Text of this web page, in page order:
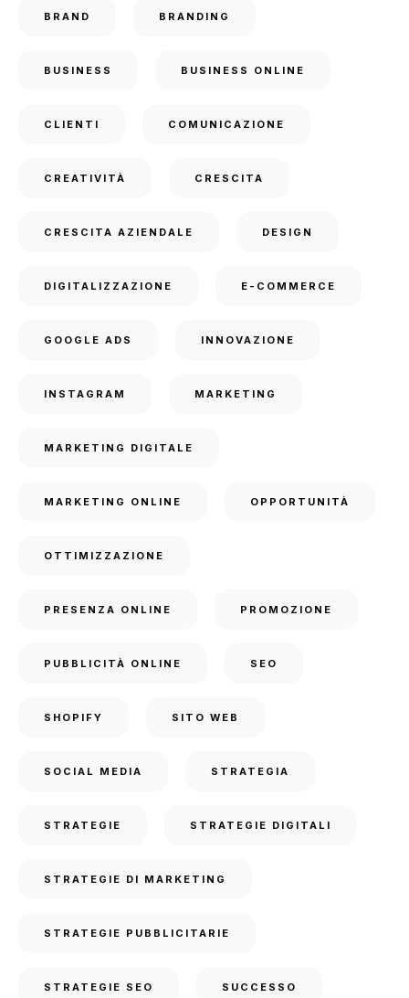
BRAND BRANDING
BUSINESS BUSINESS ONLINE
CLIENTI COMUNICAZIONE
CREATIVITÀ CRESCITA
CRESCITA AZIENDALE DESIGN
DIGITALIZZAZIONE E-COMMERCE
GOOGLE ADS INNOVAZIONE
INSTAGRAM MARKETING
MARKETING DIGITALE
MARKETING ONLINE OPPORTUNITÀ
OTTIMIZZAZIONE
PRESENZA ONLINE PROMOZIONE
PUBBLICITÀ ONLINE SEO
SHOPIFY SITO WEB
SOCIAL MEDIA STRATEGIA
STRATEGIE STRATEGIE DIGITALI
STRATEGIE DI MARKETING
STRATEGIE PUBBLICITARIE
STRATEGIE SEO SUCCESSO